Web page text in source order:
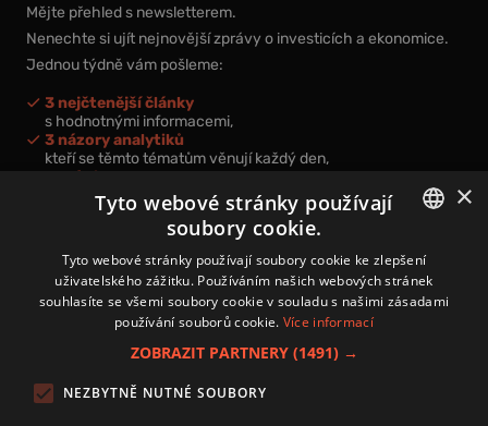
Mějte přehled s newsletterem.
Nenechte si ujít nejnovější zprávy o investicích a ekonomice.
Jednou týdně vám pošleme:
3 nejčtenější články
s hodnotnými informacemi,
3 názory analytiků
kteří se těmto tématům věnují každý den,
nová videa a podcasty
k prohloubení vašich znalostí.
Přihlášením k newsletteru vyjadřujete svůj souhlas spodmínkami
zpracování osobních údajů.
Zásady používání souborů cookies
CZECH
×
Tyto webové stránky používají
soubory cookie.
Tyto webové stránky používají soubory cookie ke zlepšení
uživatelského zážitku. Používáním našich webových stránek
souhlasíte se všemi soubory cookie v souladu s našimi zásadami
používání souborů cookie. Více informací
ZOBRAZIT PARTNERY (1491) →
NEZBYTNĚ NUTNÉ SOUBORY